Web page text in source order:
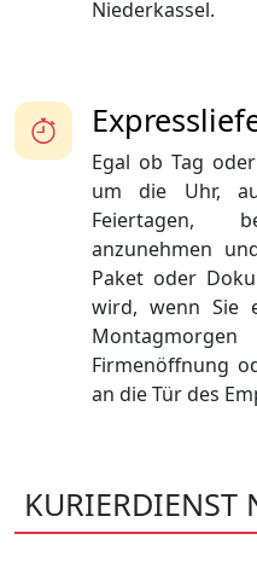
Niederkassel.
Egal ob Tag
um die Uhr,
Feiertagen,
anzunehmen
Paket oder
wird, wenn Sie
Firmenöffnung
an die Tür des
KURIERDIENST